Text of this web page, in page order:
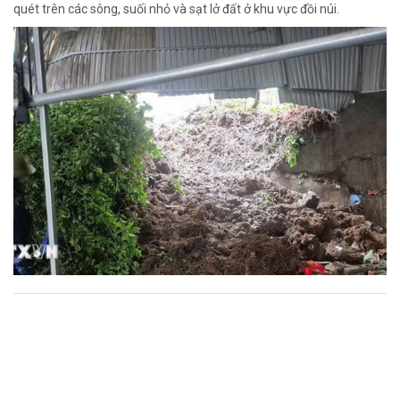
quét trên các sông, suối nhỏ và sạt lở đất ở khu vực đồi núi.